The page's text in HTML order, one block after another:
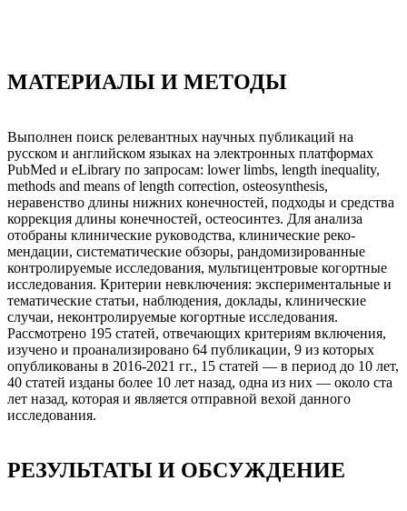
МАТЕРИАЛЫ И МЕТОДЫ
Выполнен поиск релевантных научных публикаций на
русском и английском языках на электронных платформах
PubMed и eLibrary по запросам: lower limbs, length inequality,
methods and means of length correction, osteosynthesis,
неравенство длины нижних конечностей, подходы и средства
коррекция длины конечностей, остеосинтез. Для анализа
отобраны клинические руководства, клинические реко­
мендации, систематические обзоры, рандомизированные
контролируемые исследования, мультицен­тровые когортные
исследования. Критерии невключения: экспериментальные и
тематические статьи, наблюдения, доклады, клинические
случаи, неконтролируемые когортные исследования.
Рассмотрено 195 статей, отвечающих критериям включения,
изучено и проанализировано 64 публикации, 9 из кото­рых
опубликованы в 2016-2021 гг., 15 статей — в период до 10 лет,
40 статей изданы более 10 лет назад, одна из них — около ста
лет назад, которая и является отправной вехой данного
исследования.
РЕЗУЛЬТАТЫ И ОБСУЖДЕНИЕ